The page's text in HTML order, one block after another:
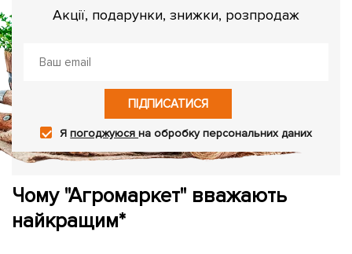
Акції, подарунки, знижки, розпродаж
ПІДПИСАТИСЯ
Япогоджуюсяна обробку персональних даних
Чому "Агромаркет" вважають
найкращим*